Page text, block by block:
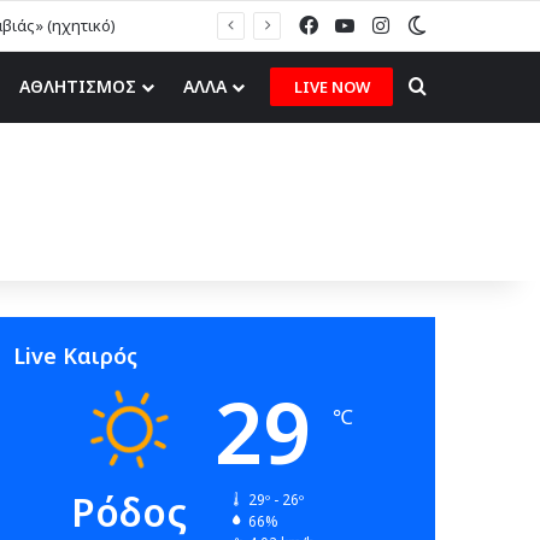
(ηχητικό) FacebookYouTubeInstagram
ΑΘΛΗΤΙΣΜΟΣ ΑΛΛΑ LIVE NOW Search for
Live Καιρός
Ρόδος
29 ℃
29º - 26º
66%